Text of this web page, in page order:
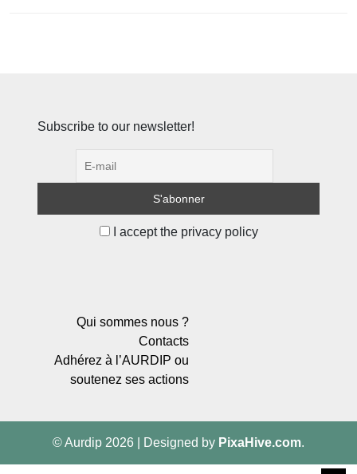
Subscribe to our newsletter!
I accept the privacy policy
Qui sommes nous ?
Contacts
Adhérez à l’AURDIP ou
soutenez ses actions
© Aurdip 2026 Designed by PixaHive.com.